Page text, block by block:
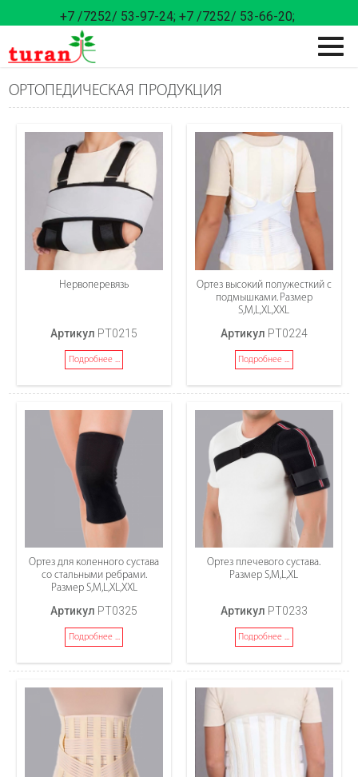
+7 /7252/ 53-97-24; +7 /7252/ 53-66-20;
ОРТОПЕДИЧЕСКАЯ ПРОДУКЦИЯ
Нервоперевязь
Артикул PT0215
Подробнее ...
Ортез высокий полужесткий с
подмышками. Размер
S,M,L,XL,XXL
Артикул PT0224
Подробнее ...
Ортез для коленного сустава
со стальными ребрами.
Размер S,M,L,XL,XXL
Артикул PT0325
Подробнее ...
Ортез плечевого сустава.
Размер S,M,L,XL
Артикул PT0233
Подробнее ...